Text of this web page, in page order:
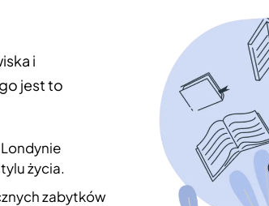
i
jest to
życia.
zabytków